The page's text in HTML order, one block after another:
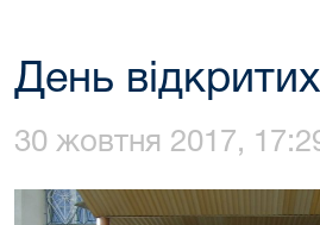
День
30 жовтня 2017,